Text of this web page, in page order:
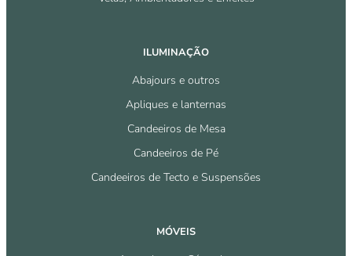
ILUMINAÇÃO
Abajours e outros
Apliques e lanternas
Candeeiros de Mesa
Candeeiros de Pé
Candeeiros de Tecto e Suspensões
MÓVEIS